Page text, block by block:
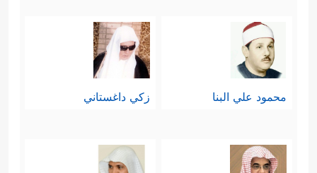
محمود علي البنا زكي داغستاني